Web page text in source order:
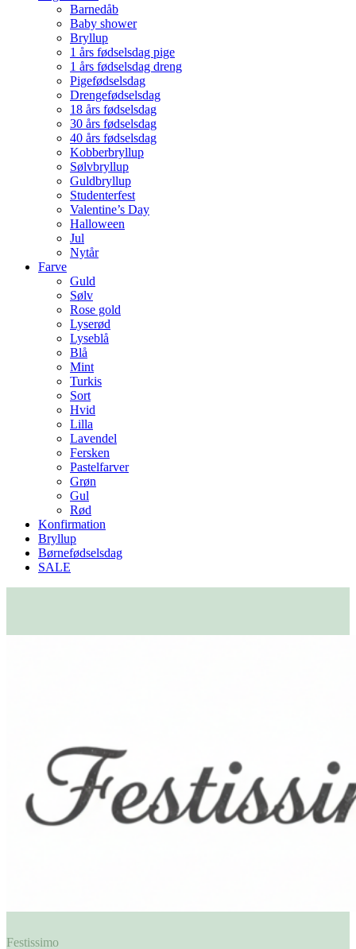
Barnedåb
Baby shower
Bryllup
1 års fødselsdag pige
1 års fødselsdag dreng
Pigefødselsdag
Drengefødselsdag
18 års fødselsdag
30 års fødselsdag
40 års fødselsdag
Kobberbryllup
Sølvbryllup
Guldbryllup
Studenterfest
Valentine’s Day
Halloween
Jul
Nytår
Farve
Guld
Sølv
Rose gold
Lyserød
Lyseblå
Blå
Mint
Turkis
Sort
Hvid
Lilla
Lavendel
Fersken
Pastelfarver
Grøn
Gul
Rød
Konfirmation
Bryllup
Børnefødselsdag
SALE
Festissimo